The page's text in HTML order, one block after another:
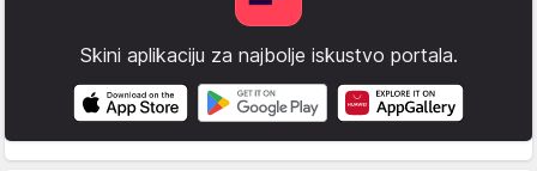
Skini aplikaciju za najbolje iskustvo portala.